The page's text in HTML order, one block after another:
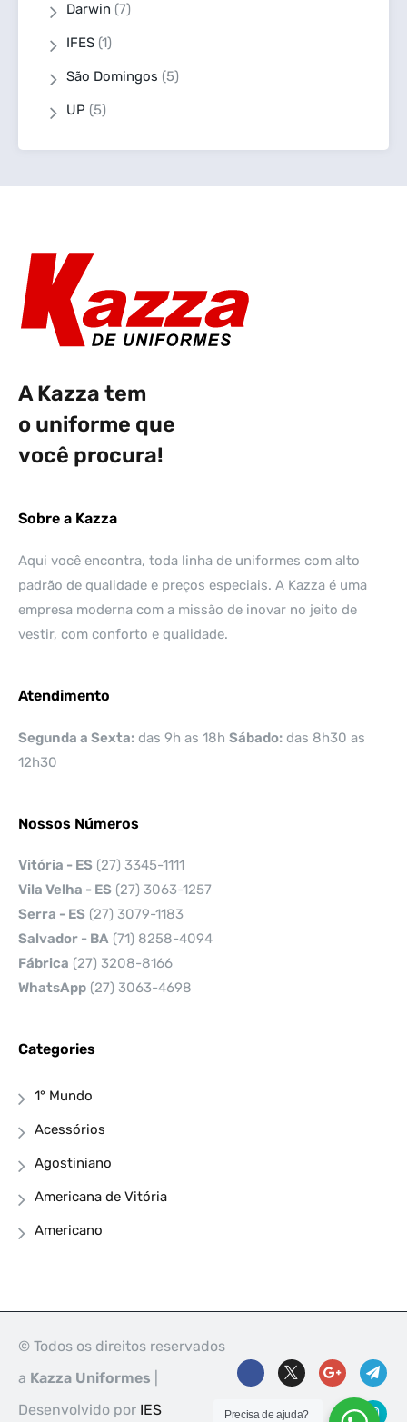
Darwin (7)
IFES (1)
São Domingos (5)
UP (5)
A Kazza tem
o uniforme que
você procura!
Sobre a Kazza
Aqui você encontra, toda linha de uniformes com alto
padrão de qualidade e preços especiais. A Kazza é uma
empresa moderna com a missão de inovar no jeito de
vestir, com conforto e qualidade.
Atendimento
Segunda a Sexta: das 9h as 18h Sábado: das 8h30 as
12h30
Nossos Números
Vitória - ES (27) 3345-1111
Vila Velha - ES (27) 3063-1257
Serra - ES (27) 3079-1183
Salvador - BA (71) 8258-4094
Fábrica (27) 3208-8166
WhatsApp (27) 3063-4698
Categories
1° Mundo
Acessórios
Agostiniano
Americana de Vitória
Americano
© Todos os direitos reservados
a Kazza Uniformes
Desenvolvido por IES Precisa de ajuda?